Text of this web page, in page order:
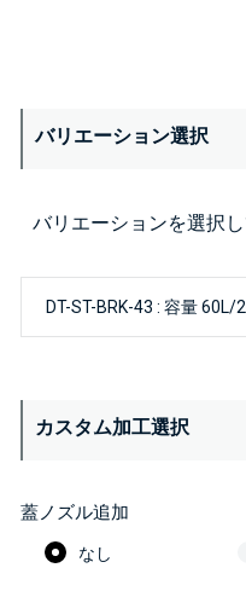
バリエーション選択
バリエーションを選択
カスタム加工選択
蓋ノズル追加
なし